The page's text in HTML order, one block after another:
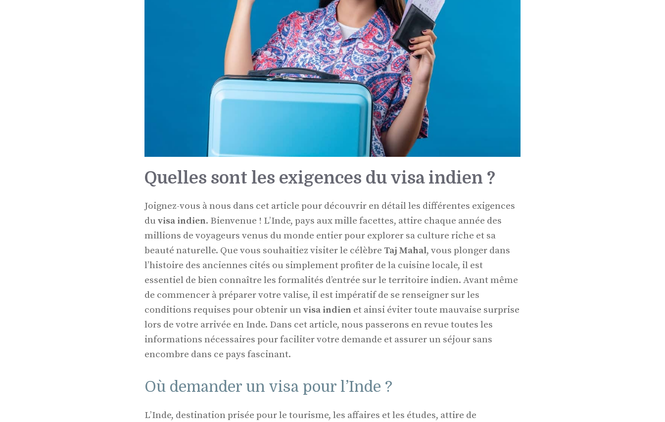
Quelles sont les exigences du visa indien ?
Joignez-vous à nous dans cet article pour découvrir en détail les différentes exigences
du visa indien. Bienvenue ! L’Inde, pays aux mille facettes, attire chaque année des
millions de voyageurs venus du monde entier pour explorer sa culture riche et sa
beauté naturelle. Que vous souhaitiez visiter le célèbre Taj Mahal, vous plonger dans
l’histoire des anciennes cités ou simplement profiter de la cuisine locale, il est
essentiel de bien connaître les formalités d’entrée sur le territoire indien. Avant même
de commencer à préparer votre valise, il est impératif de se renseigner sur les
conditions requises pour obtenir un visa indien et ainsi éviter toute mauvaise surprise
lors de votre arrivée en Inde. Dans cet article, nous passerons en revue toutes les
informations nécessaires pour faciliter votre demande et assurer un séjour sans
encombre dans ce pays fascinant.
Où demander un visa pour l’Inde ?
L’Inde, destination prisée pour le tourisme, les affaires et les études, attire de